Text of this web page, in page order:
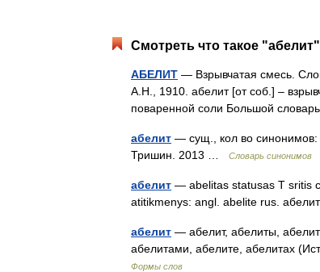
Смотреть что такое
АБЕЛИТ — Взрывчатая смесь.
А.Н., 1910. абелит [от соб.] –
поваренной соли Большой
абелит — сущ., кол во синонимов:
Тришин. 2013 …
Словарь синонимов
абелит — abelitas statusas T sritis
atitikmenys: angl. abelite rus.
абелит — абелит, абелиты,
абелитами, абелите, абелитах
Формы слов